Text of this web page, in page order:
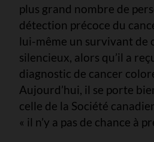
plus grand nombre de
détection précoce du
lui-même un survivant de
silencieux, alors qu’il a
diagnostic de cancer
Aujourd’hui, il se porte
celle de la Société
« il n’y a pas de chance à